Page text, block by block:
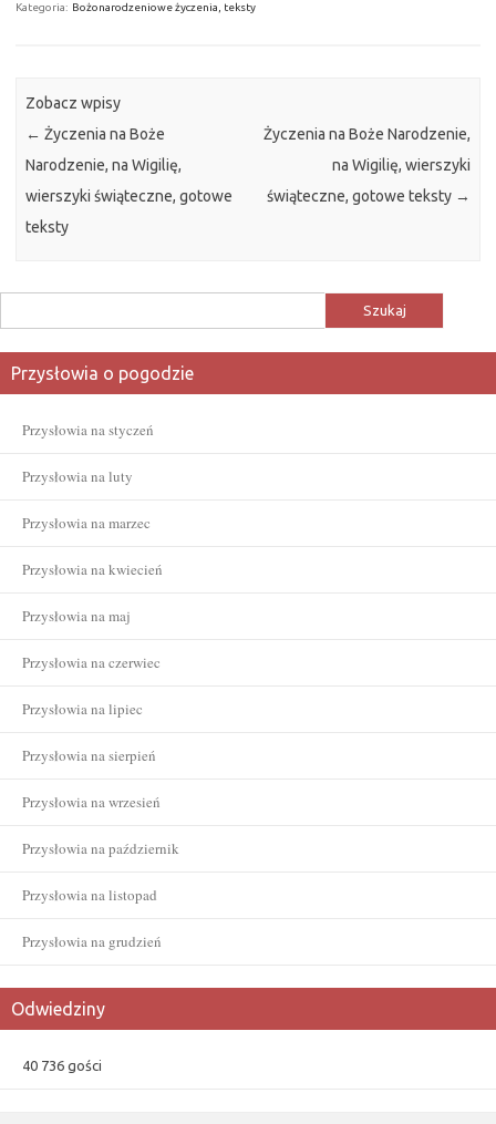
Kategoria: Bożonarodzeniowe życzenia, teksty
Zobacz wpisy
← Życzenia na Boże
Narodzenie, na Wigilię,
wierszyki świąteczne, gotowe
teksty
Życzenia na Boże Narodzenie,
na Wigilię, wierszyki
świąteczne, gotowe teksty →
Przysłowia o pogodzie
Przysłowia na styczeń
Przysłowia na luty
Przysłowia na marzec
Przysłowia na kwiecień
Przysłowia na maj
Przysłowia na czerwiec
Przysłowia na lipiec
Przysłowia na sierpień
Przysłowia na wrzesień
Przysłowia na październik
Przysłowia na listopad
Przysłowia na grudzień
Odwiedziny
40 736 gości